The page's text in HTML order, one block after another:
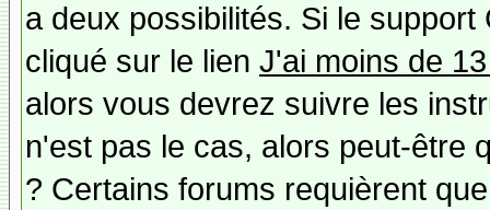
a deux possibilités. Si le
cliqué sur le lien J'ai moins de
alors vous devrez suivre les
n'est pas le cas, alors peut-être
? Certains forums requièrent